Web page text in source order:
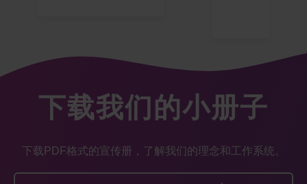
下载我们的小册子
下载PDF格式的宣传册，了解我们的理念和工作系统。